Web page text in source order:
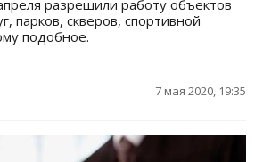
разрешили работу объектов
парков, скверов, спортивной
подобное.
7 мая 2020, 19:35